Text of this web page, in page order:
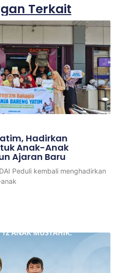
Terkait
Hadirkan
Anak-Anak
Ajaran Baru
Peduli kembali menghadirkan